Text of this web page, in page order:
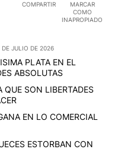
COMPARTIR
MARCAR
COMO
INAPROPIADO
OREJA.
DE JULIO DE 2026
PLATA EN EL
ABSOLUTAS
QUE SON LIBERTADES
EN LO COMERCIAL
ESTORBAN CON